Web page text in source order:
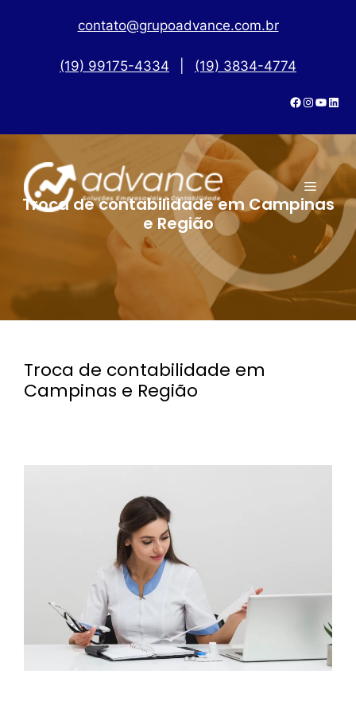
contato@grupoadvance.com.br
(19) 99175-4334 (19) 3834-4774
Troca de contabilidade em Campinas
e Região
Troca de contabilidade em
Campinas e Região